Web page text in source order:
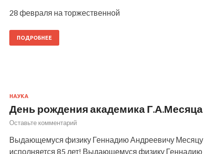
28 февраля на торжественной
ПОДРОБНЕЕ
НАУКА
День рождения академика Г.А.Месяца
Оставьте комментарий
Выдающемуся физику Геннадию Андреевичу Месяцу
исполняется 85 лет! Выдающемуся физику Геннадию